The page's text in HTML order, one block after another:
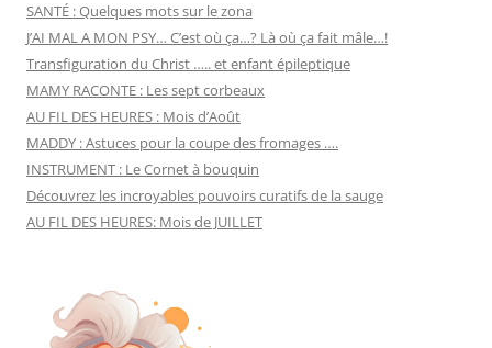
SANTÉ : Quelques mots sur le zona
J’AI MAL A MON PSY… C’est où ça…? Là où ça fait mâle…!
Transfiguration du Christ ….. et enfant épileptique
MAMY RACONTE : Les sept corbeaux
AU FIL DES HEURES : Mois d’Août
MADDY : Astuces pour la coupe des fromages ….
INSTRUMENT : Le Cornet à bouquin
Découvrez les incroyables pouvoirs curatifs de la sauge
AU FIL DES HEURES: Mois de JUILLET